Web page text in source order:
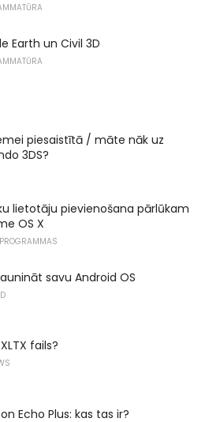
Earth un Civil 3D
piesaistītā / māte nāk uz
3DS?
lietotāju pievienošana pārlūkam
OS X
savu Android OS
fails?
Echo Plus: kas tas ir?